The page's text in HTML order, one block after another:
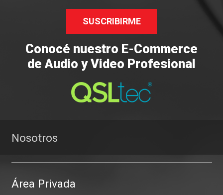
SUSCRIBIRME
Conocé nuestro E-Commerce
de Audio y Video Profesional
Nosotros
Área Privada